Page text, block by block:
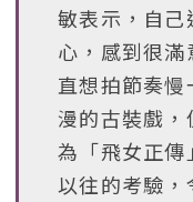
敏表示，自
心，感到很
直想拍節奏
漫的古裝戲
為「飛女正
以往的考驗